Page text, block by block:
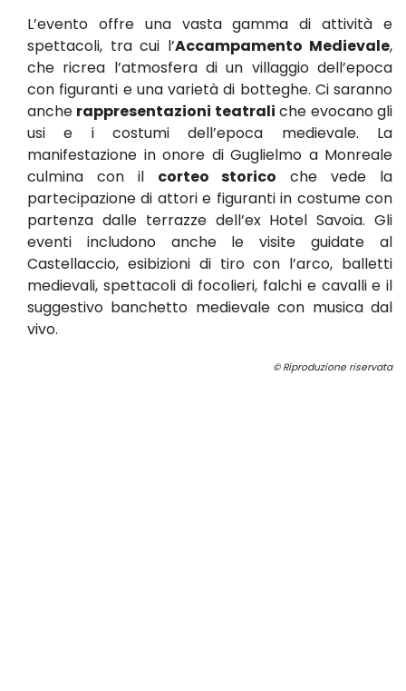
L’evento offre una vasta gamma di attività e
spettacoli, tra cui l’Accampamento Medievale,
che ricrea l’atmosfera di un villaggio dell’epoca
con figuranti e una varietà di botteghe. Ci saranno
anche rappresentazioni teatrali che evocano gli
usi e i costumi dell’epoca medievale. La
manifestazione in onore di Guglielmo a Monreale
culmina con il corteo storico che vede la
partecipazione di attori e figuranti in costume con
partenza dalle terrazze dell’ex Hotel Savoia. Gli
eventi includono anche le visite guidate al
Castellaccio, esibizioni di tiro con l’arco, balletti
medievali, spettacoli di focolieri, falchi e cavalli e il
suggestivo banchetto medievale con musica dal
vivo.
© Riproduzione riservata